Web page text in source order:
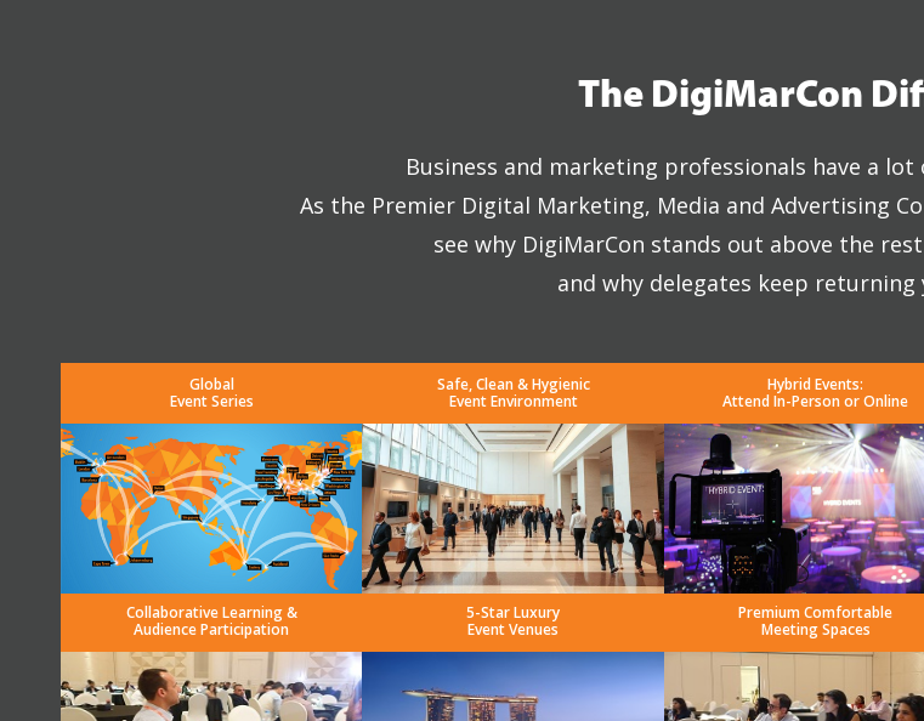
The DigiMarCon
Business and marketing professionals have a
As the Premier Digital Marketing, Media and Advertising
see why DigiMarCon stands out above the
and why delegates keep returning
Global
Event Series
Safe, Clean & Hygienic
Event Environment
Hybrid Events:
Attend In-Person or Online
Collaborative Learning &
Audience Participation
5-Star Luxury
Event Venues
Premium Comfortable
Meeting Spaces